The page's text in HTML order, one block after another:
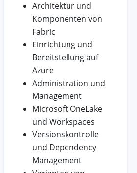
Architektur und
Komponenten von
Fabric
Einrichtung und
Bereitstellung auf
Azure
Administration und
Management
Microsoft OneLake
und Workspaces
Versionskontrolle
und Dependency
Management